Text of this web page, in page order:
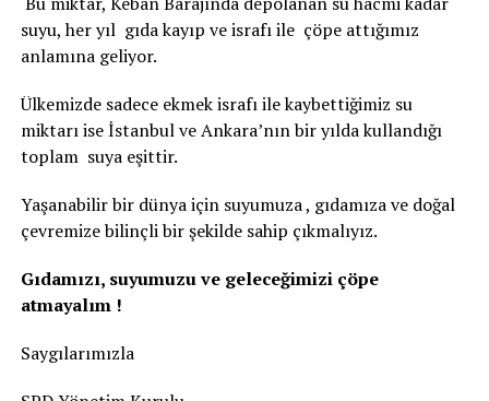
suyu, her yıl gıda kayıp ve israfı ile çöpe attığımız
anlamına geliyor.
Ülkemizde sadece ekmek israfı ile kaybettiğimiz su
miktarı ise İstanbul ve Ankara’nın bir yılda kullandığı
toplam suya eşittir.
Yaşanabilir bir dünya için suyumuza , gıdamıza ve doğal
çevremize bilinçli bir şekilde sahip çıkmalıyız.
Gıdamızı, suyumuzu ve geleceğimizi çöpe
atmayalım !
Saygılarımızla